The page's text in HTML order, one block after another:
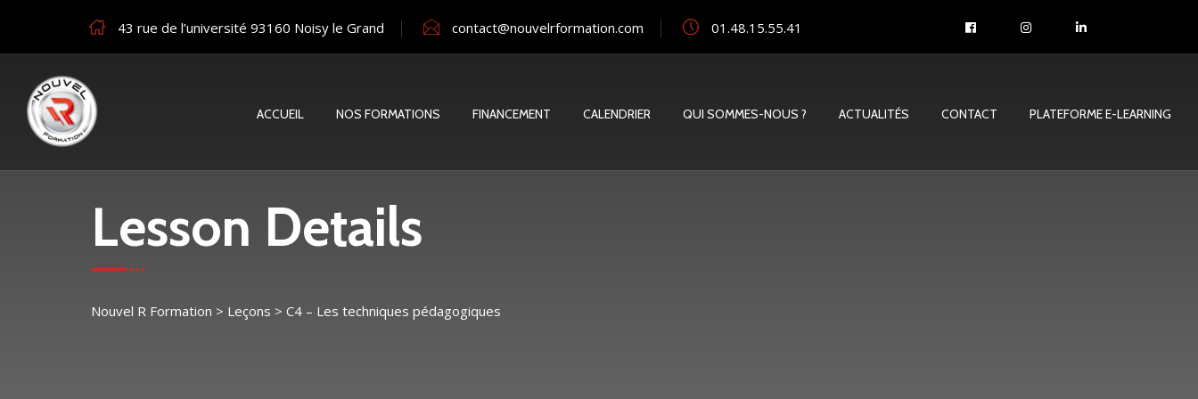
43 rue de l’université 93160 Noisy le Grand contact@nouvelrformation.com 01.48.15.55.41
ACCUEIL NOS FORMATIONS FINANCEMENT CALENDRIER QUI SOMMES-NOUS ? ACTUALITÉS CONTACT PLATEFORME E-LEARNING
Lesson Details
Nouvel R Formation > Leçons > C4 – Les techniques pédagogiques